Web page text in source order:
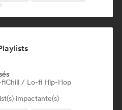
fiChill / Lo-fi Hip-Hop
impactante(s)